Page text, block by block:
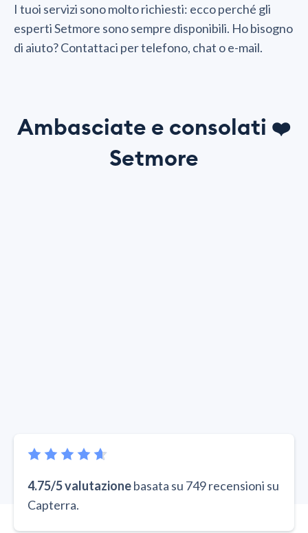
I tuoi servizi sono molto richiesti: ecco perché gli
esperti Setmore sono sempre disponibili. Ho bisogno
di aiuto? Contattaci per telefono, chat o e-mail.
Ambasciate e consolati ❤️
Setmore
4.75/5 valutazionebasata su 749 recensioni su
Capterra.